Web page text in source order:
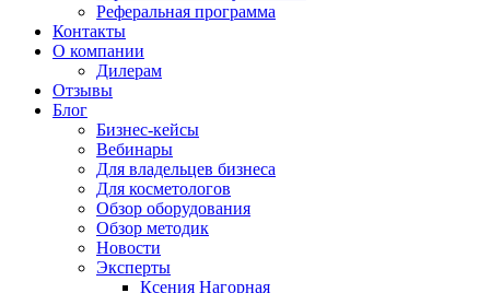
Реферальная программа
Контакты
О компании
Дилерам
Отзывы
Блог
Бизнес-кейсы
Вебинары
Для владельцев бизнеса
Для косметологов
Обзор оборудования
Обзор методик
Новости
Эксперты
Ксения Нагорная